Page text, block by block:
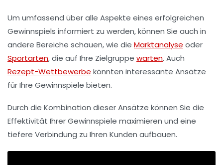
Um umfassend über alle Aspekte eines erfolgreichen
Gewinnspiels informiert zu werden, können Sie auch in
andere Bereiche schauen, wie die Marktanalyse oder
Sportarten, die auf Ihre Zielgruppe warten. Auch
Rezept-Wettbewerbe könnten interessante Ansätze
für Ihre Gewinnspiele bieten.
Durch die Kombination dieser Ansätze können Sie die
Effektivität Ihrer Gewinnspiele maximieren und eine
tiefere Verbindung zu Ihren Kunden aufbauen.